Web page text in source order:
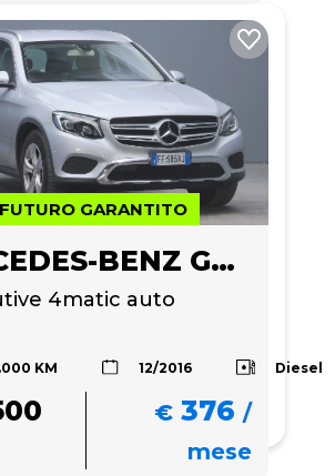
GARANTITO
MERCEDES-BENZ GLC 220
4matic auto
KM 12/2016 Diesel
€ 376 /
mese